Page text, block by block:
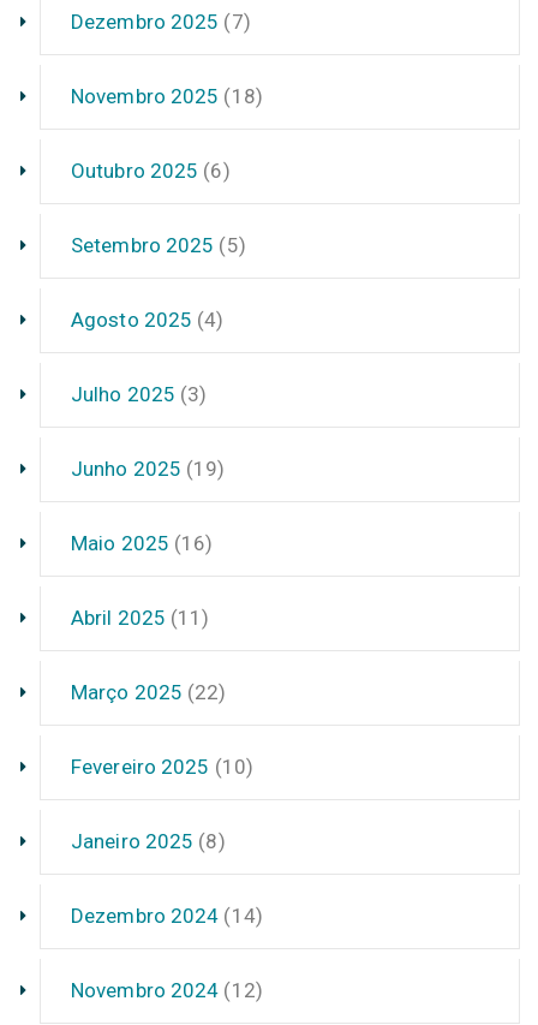
Dezembro 2025 (7)
Novembro 2025 (18)
Outubro 2025 (6)
Setembro 2025 (5)
Agosto 2025 (4)
Julho 2025 (3)
Junho 2025 (19)
Maio 2025 (16)
Abril 2025 (11)
Março 2025 (22)
Fevereiro 2025 (10)
Janeiro 2025 (8)
Dezembro 2024 (14)
Novembro 2024 (12)